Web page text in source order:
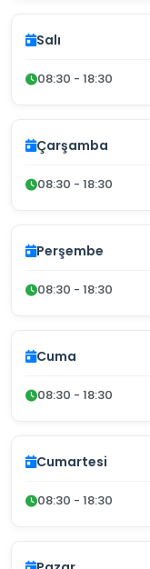
Salı
08:30 - 18:30
Çarşamba
08:30 - 18:30
Perşembe
08:30 - 18:30
Cuma
08:30 - 18:30
Cumartesi
08:30 - 18:30